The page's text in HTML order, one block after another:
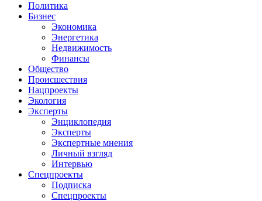
Политика
Бизнес
Экономика
Энергетика
Недвижимость
Финансы
Общество
Происшествия
Нацпроекты
Экология
Эксперты
Энциклопедия
Эксперты
Экспертные мнения
Личный взгляд
Интервью
Спецпроекты
Подписка
Спецпроекты